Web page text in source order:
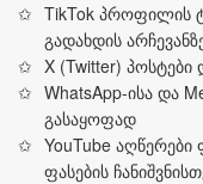
TikTok პროფილის
გადახდის
X (Twitter) პოსტები
WhatsApp‑ისა და
გასაყოფად
YouTube აღწერები
ფასების